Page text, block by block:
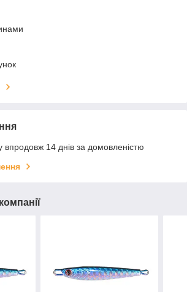
впродовж 14 днів за домовленістю